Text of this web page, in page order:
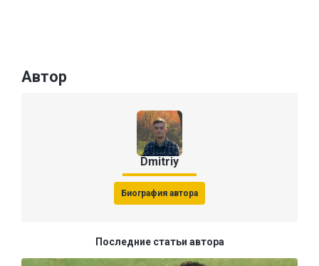
Автор
Dmitriy
Биография автора
Последние статьи автора